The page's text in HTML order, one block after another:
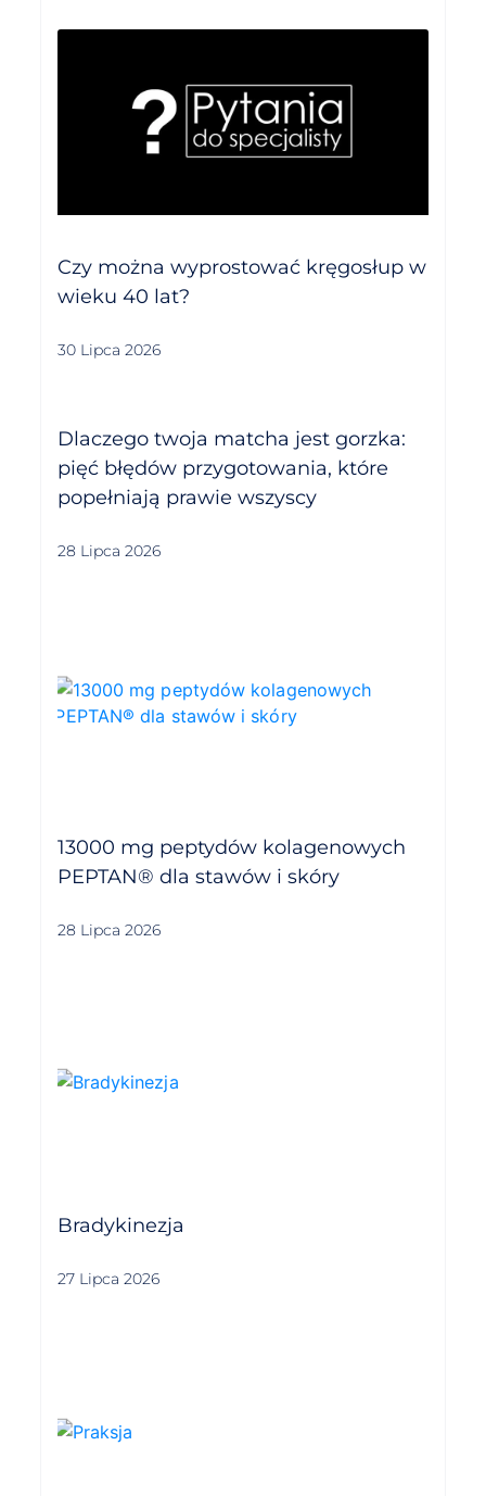
Czy można wyprostować kręgosłup w
wieku 40 lat?
30 Lipca 2026
Dlaczego twoja matcha jest gorzka:
pięć błędów przygotowania, które
popełniają prawie wszyscy
28 Lipca 2026
13000 mg peptydów kolagenowych
PEPTAN® dla stawów i skóry
28 Lipca 2026
Bradykinezja
27 Lipca 2026